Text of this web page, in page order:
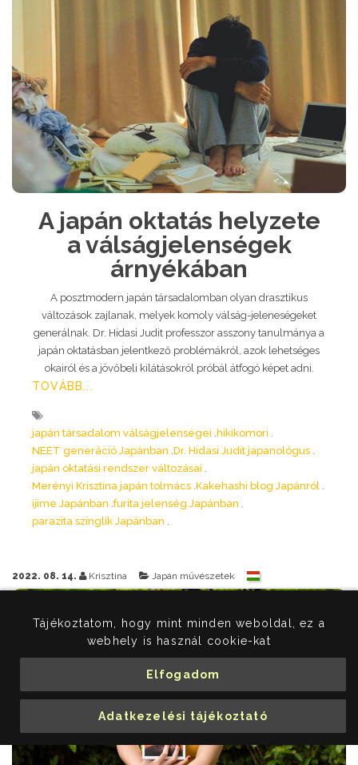
Tájékoztatom, hogy mint minden weboldal, ez a
webhely is használ cookie-kat
Elfogadom
Adatkezelési tájékoztató
A japán oktatás helyzete
a válságjelenségek
árnyékában
A posztmodern japán társadalomban olyan drasztikus
változások zajlanak, melyek komoly válság-jeleneségeket
generálnak. Dr. Hidasi Judit professzor asszony tanulmánya a
japán oktatásban jelentkező problémákról, azok lehetséges
okairól és a jövőbeli kilátásokról próbál átfogó képet adni.
TOVÁBB...
japán társadalom válságjelenségei hikikomori
NEET generáció Japánban Dr. Hidasi Judit japanológus
japán oktatási rendszer változásai
Merényi Krisztina japán tolmács Kakehashi blog Japánról
ijime Japánban furita jelenség Japánban
parazita szinglik Japánban
2022. 08. 14. Krisztina Japán művészetek